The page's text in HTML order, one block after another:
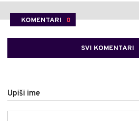
KOMENTARI 0
SVI KOMENTARI
Upiši ime